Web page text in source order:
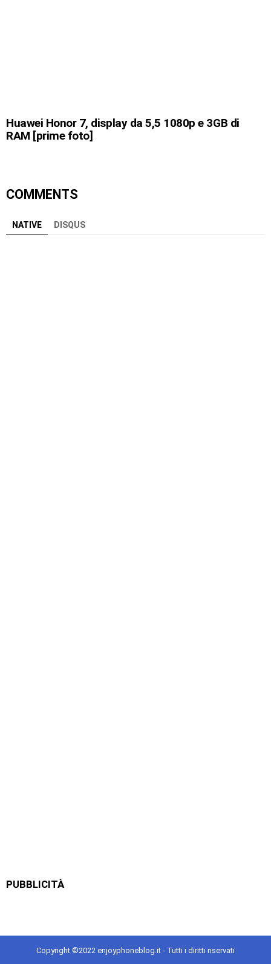
Huawei Honor 7, display da 5,5 1080p e 3GB di
RAM [prime foto]
COMMENTS
NATIVE DISQUS
PUBBLICITÀ
Copyright ©2022 enjoyphoneblog.it - Tutti i diritti riservati